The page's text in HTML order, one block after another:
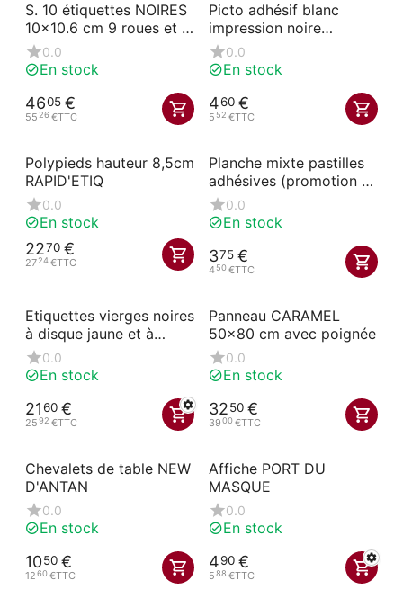
S. 10 étiquettes NOIRES
10x10.6 cm 9 roues et à
pique transparente
0.0
En stock
4605 €
55 26 €TTC
Picto adhésif blanc
impression noire
SILHOUETTE HOMME
0.0
En stock
460 €
5 52 €TTC
Polypieds hauteur 8,5cm
RAPID'ETIQ
0.0
En stock
2270 €
2724€TTC
Planche mixte pastilles
adhésives (promotion /
offre spéciale / prix
choc10 % / fabrication
0.0
En stock
375 €
450€TTC
Etiquettes vierges noires
à disque jaune et à
pique
0.0
En stock
2160 €
2592 €TTC
Panneau CARAMEL
50x80 cm avec poignée
0.0
En stock
3250 €
3900€TTC
Chevalets de table NEW
D'ANTAN
0.0
En stock
1050 €
1260€TTC
Affiche PORT DU
MASQUE
0.0
En stock
490 €
588 €TTC